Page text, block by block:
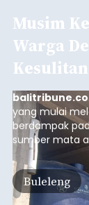
Musim
Warga
yang mulai
berdampak
sumber mata
warga di
kesulitan
untuk
kakus (MCK).
Buleleng